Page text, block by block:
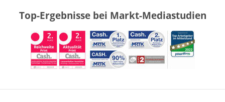
Top-Ergebnisse bei Markt-Mediastudien